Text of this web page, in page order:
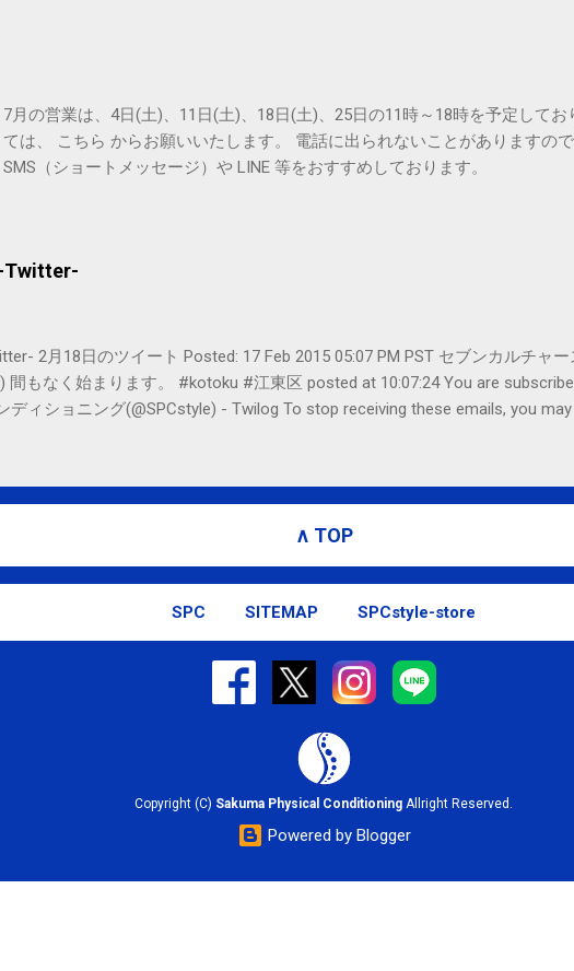
7月の営業は、4日(土)、11日(土)、18日(土)、25日の11時～18時を予定して
ては、 こちら からお願いいたします。 電話に出られないことがありますの
SMS（ショートメッセージ）や LINE 等をおすすめしております。
Twitter-
2月18日のツイート Posted: 17 Feb 2015 05:07 PM PST セブンカルチャ
間もなく始まります。 #kotoku #江東区 posted at 10:07:24 You are
ディショニング(@SPCstyle) - Twilog To stop receiving these emails, you
∧ TOP
SPC SITEMAP SPCstyle-store
Copyright (C) Sakuma Physical Conditioning Allright Reserved.
Powered by Blogger